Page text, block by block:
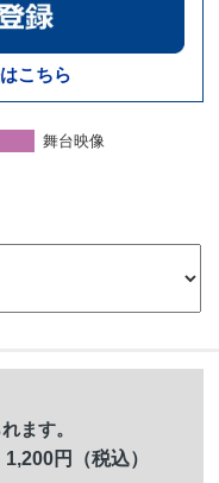
こちら
舞台映像
ます。
円（税込）